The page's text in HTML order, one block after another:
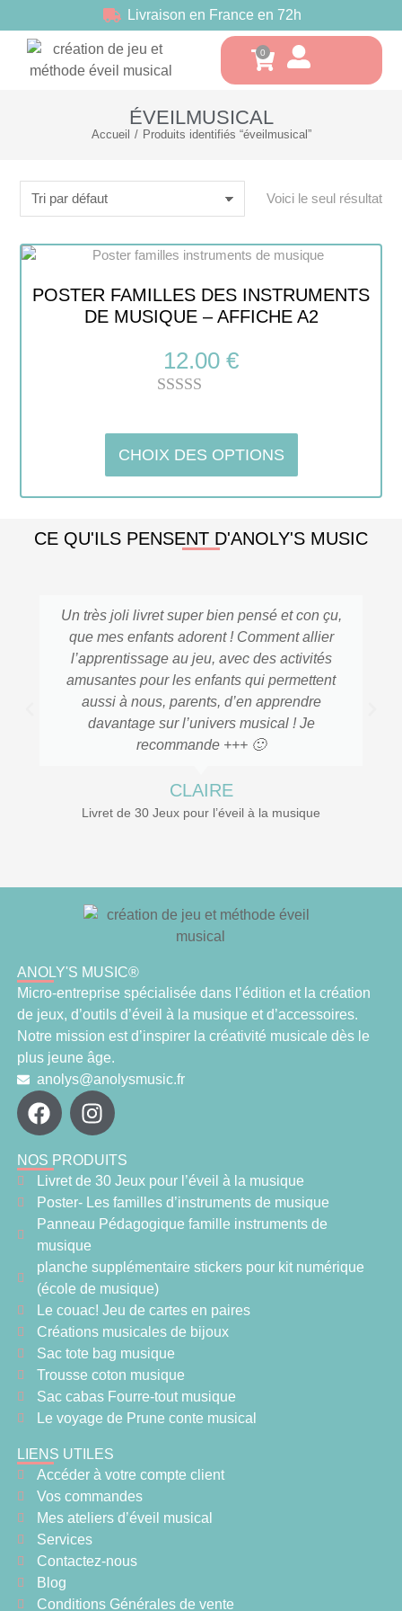
Livraison en France en 72h
ÉVEILMUSICAL
Vous êtes ici :Accueil Produits identifiés “éveilmusical”
Voici le seul résultat
POSTER FAMILLES DES INSTRUMENTS
DE MUSIQUE – AFFICHE A2
12.00 €
sur 5
CHOIX DES OPTIONS
CE QU'ILS PENSENT D'ANOLY'S MUSIC
Un très joli livret super bien pensé et con çu,
que mes enfants adorent ! Comment allier
l’apprentissage au jeu, avec des activités
amusantes pour les enfants qui permettent
aussi à nous, parents, d’en apprendre
davantage sur l’univers musical ! Je
recommande +++ 🙂
CLAIRE
Livret de 30 Jeux pour l’éveil à la musique
ANOLY'S MUSIC®
Micro-entreprise spécialisée dans l’édition et la création
de jeux, d’outils d’éveil à la musique et d’accessoires.
Notre mission est d’inspirer la créativité musicale dès le
plus jeune âge.
anolys@anolysmusic.fr
NOS PRODUITS
Livret de 30 Jeux pour l’éveil à la musique
Poster- Les familles d’instruments de musique
Panneau Pédagogique famille instruments de
musique
planche supplémentaire stickers pour kit numérique
(école de musique)
Le couac! Jeu de cartes en paires
Créations musicales de bijoux
Sac tote bag musique
Trousse coton musique
Sac cabas Fourre-tout musique
Le voyage de Prune conte musical
LIENS UTILES
Accéder à votre compte client
Vos commandes
Mes ateliers d’éveil musical
Services
Contactez-nous
Blog
Conditions Générales de vente